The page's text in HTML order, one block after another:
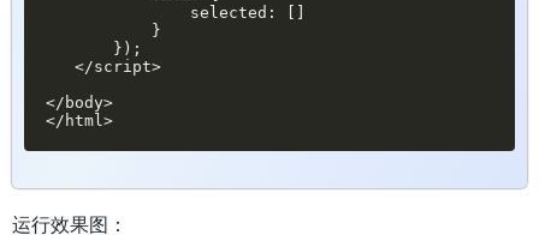
selected: []
}
});
</script>
</body>
</html>
运行效果图：